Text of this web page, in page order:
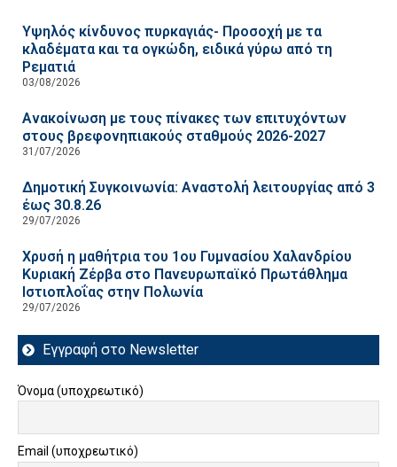
Υψηλός κίνδυνος πυρκαγιάς- Προσοχή με τα
κλαδέματα και τα ογκώδη, ειδικά γύρω από τη
Ρεματιά
03/08/2026
Ανακοίνωση με τους πίνακες των επιτυχόντων
στους βρεφονηπιακούς σταθμούς 2026-2027
31/07/2026
Δημοτική Συγκοινωνία: Αναστολή λειτουργίας από 3
έως 30.8.26
29/07/2026
Χρυσή η μαθήτρια του 1ου Γυμνασίου Χαλανδρίου
Κυριακή Ζέρβα στο Πανευρωπαϊκό Πρωτάθλημα
Ιστιοπλοΐας στην Πολωνία
29/07/2026
Εγγραφή στο Newsletter
Όνομα (υποχρεωτικό)
Email (υποχρεωτικό)